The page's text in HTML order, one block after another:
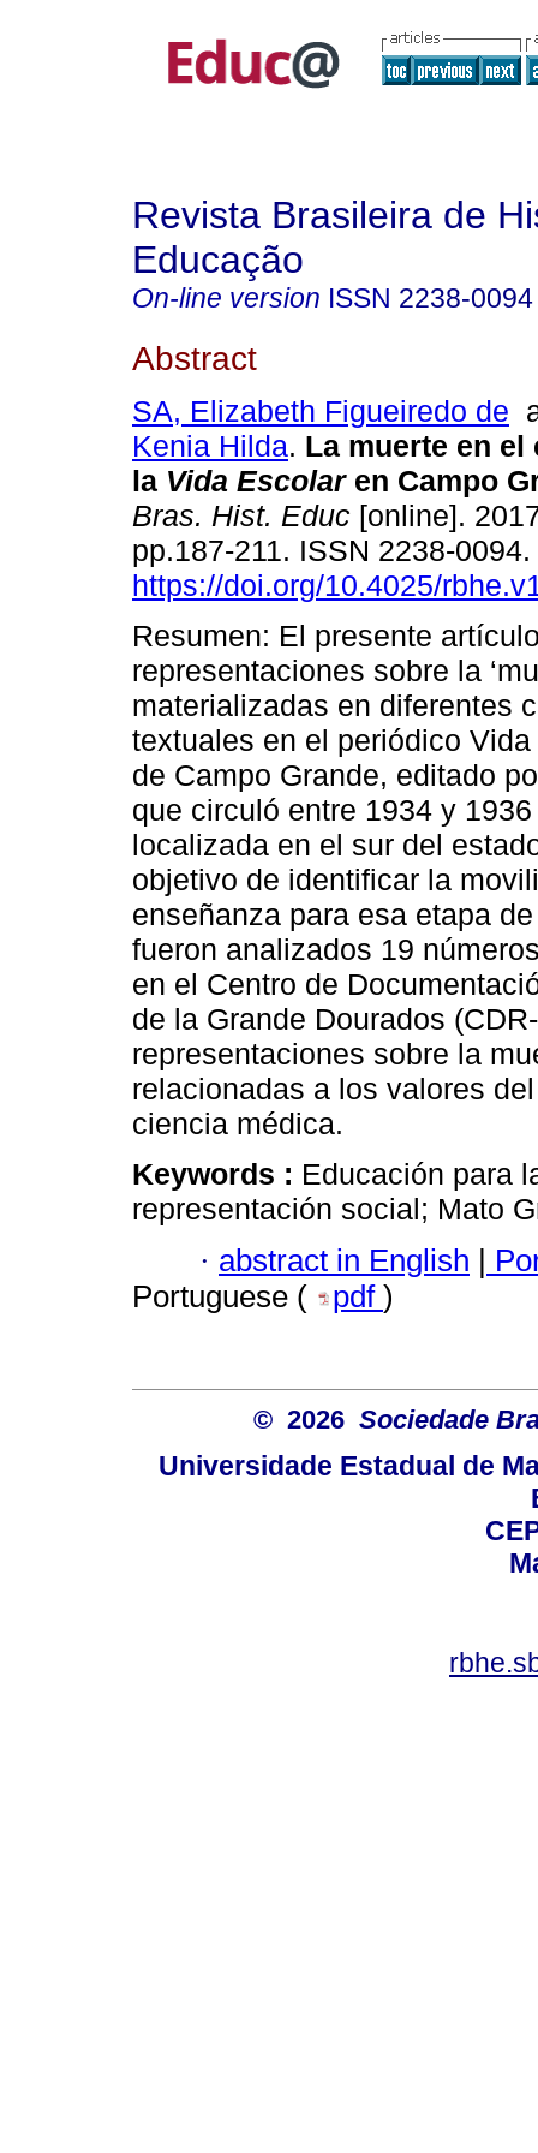
Revista Brasileira de
Educação
On-line version ISSN 2238-0094
Abstract
SA, Elizabeth Figueiredo de
Kenia Hilda. La muerte en
la Vida Escolaren Campo
Bras. Hist. Educ [online].
pp.187-211. ISSN 2238-0094.
https://doi.org/10.4025/
Resumen: El presente
representaciones sobre la
materializadas en diferentes
textuales en el periódico
de Campo Grande, editado
que circuló entre 1934 y
localizada en el sur del
objetivo de identificar la
enseñanza para esa etapa
fueron analizados 19
en el Centro de
de la Grande Dourados
representaciones sobre la
relacionadas a los valores
ciencia médica.
Keywords : Educación para
representación social; Mato
· abstract in English |
Portuguese (
pdf )
© 2026 Sociedade
Universidade Estadual de